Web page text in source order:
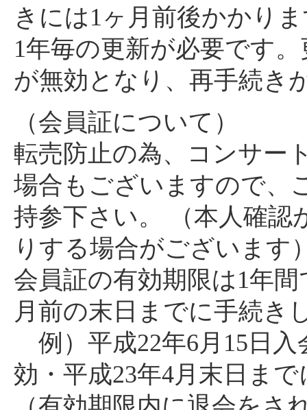
きには1ヶ月前後かかり
1年毎の更新が必要です
が無効となり、再手続き
（会員証について）
転売防止の為、コンサー
場合もございますので、
持参下さい。 （本人確認
りする場合がございます
会員証の有効期限は1年
月前の末日までに手続き
例）平成22年6月15日
効・平成23年4月末日ま